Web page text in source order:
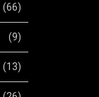
(66)
(9)
(13)